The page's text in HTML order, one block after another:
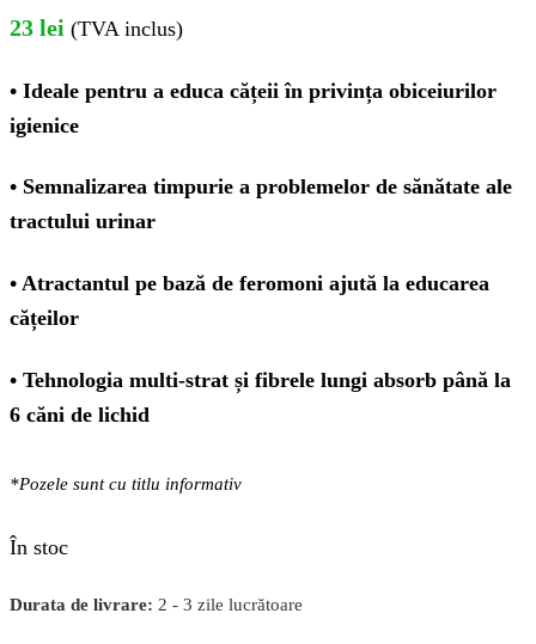
23 lei (TVA inclus)
• Ideale pentru a educa cățeii în privința obiceiurilor
igienice
• Semnalizarea timpurie a problemelor de sănătate ale
tractului urinar
• Atractantul pe bază de feromoni ajută la educarea
cățeilor
• Tehnologia multi-strat și fibrele lungi absorb până la
6 căni de lichid
*Pozele sunt cu titlu informativ
În stoc
Durata de livrare: 2 - 3 zile lucrătoare